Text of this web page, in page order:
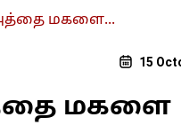
அத்தை மகளை...
15
மகளை